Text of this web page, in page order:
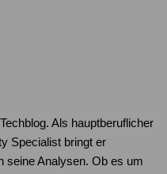
Als hauptberuflicher
Specialist bringt er
seine Analysen. Ob es um